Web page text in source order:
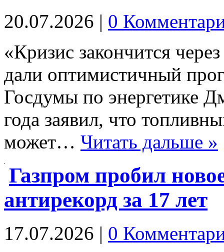
20.07.2026 | 0
«Кризис закончится
дали оптимистичный
Госдумы по энергетике
года заявил, что
может… Читать дальше »
Газпром пробил
антирекорд за 17 лет
17.07.2026 | 0